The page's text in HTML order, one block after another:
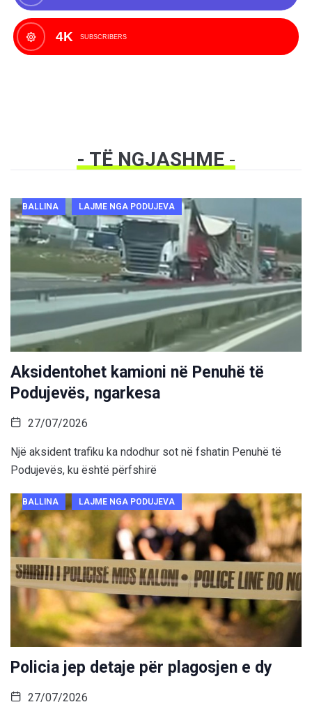
4K SUBSCRIBERS
- TË NGJASHME-
BALLINA LAJME NGA PODUJEVA
Aksidentohet kamioni në Penuhë të
Podujevës, ngarkesa
27/07/2026
Një aksident trafiku ka ndodhur sot në fshatin Penuhë të
Podujevës, ku është përfshirë
BALLINA LAJME NGA PODUJEVA
Policia jep detaje për plagosjen e dy
27/07/2026